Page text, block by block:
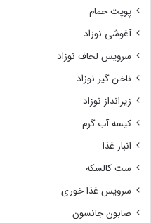
پوپت حمام
آغوشی نوزاد
سرویس لحاف نوزاد
ناخن گیر نوزاد
زیرانداز نوزاد
کیسه آب گرم
انبار غذا
ست کالسکه
سرویس غذا خوری
صابون جانسون